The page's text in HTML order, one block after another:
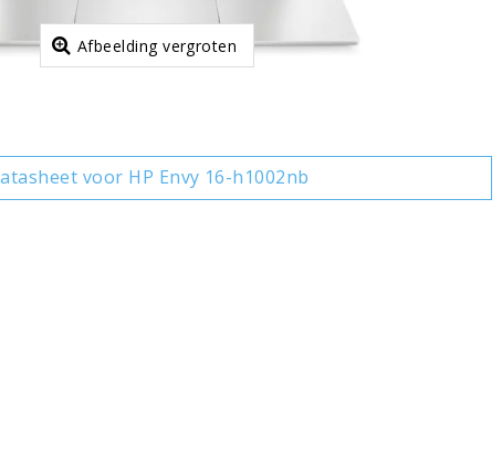
Afbeelding vergroten
voor HP Envy 16-h1002nb